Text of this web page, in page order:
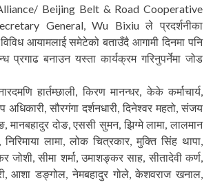
Beijing Belt & Road Cooperative
General, Wu Bixiu ले प्रदर्शनीका
आयामलाई समेटेको बताउँदै आगामी दिनमा पनि
प्रगाढ बनाउन यस्ता कार्यक्रम गरिनुपर्नेमा जोड
हार्तम्छाली, किरण मानन्धर, केके कर्माचार्य,
अधिकारी, सौरगंगा दर्शनधारी, दिनेश्वर महतो, संजय
मानबहादुर दोङ, एससी सुमन, झिग्मे लामा, लालमान
लामा, लोक चित्रकार, मुक्ति सिंह थापा,
जोशी, सीमा शर्मा, उमाशङ्कर साह, सीतादेवी कर्ण,
आशा डङ्गोल, नेमबहादुर गोले, केशवराज खनाल,